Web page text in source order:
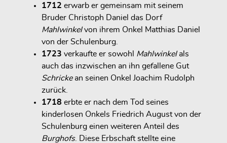
1712 erwarb er gemeinsam mit seinem
Bruder Christoph Daniel das Dorf
Mahlwinkelvon ihrem Onkel Matthias Daniel
von der Schulenburg.
1723 verkaufte er sowohl Mahlwinkelals
auch das inzwischen an ihn gefallene Gut
Schrickean seinen Onkel Joachim Rudolph
zurück.
1718 erbte er nach dem Tod seines
kinderlosen Onkels Friedrich August von der
Schulenburg einen weiteren Anteil des
Burghofs. Diese Erbschaft stellte eine